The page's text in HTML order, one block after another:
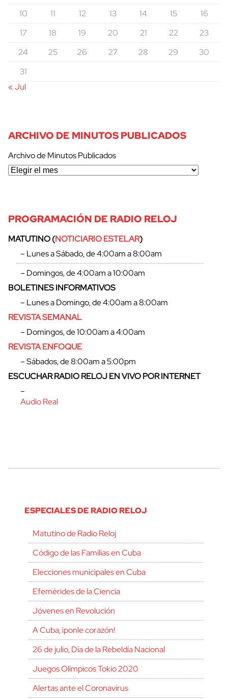
10
11 12 13 14 15
16
17
18 19 20 21 22
23
24
25 26 27 28 29
30
31
« Jul
ARCHIVO DE MINUTOS PUBLICADOS
Archivo de Minutos Publicados
PROGRAMACIÓN DE RADIO RELOJ
MATUTINO (NOTICIARIO ESTELAR)
– Lunes a Sábado, de 4:00am a 8:00am
– Domingos, de 4:00am a 10:00am
BOLETINES INFORMATIVOS
– Lunes a Domingo, de 4:00am a 8:00am
REVISTA SEMANAL
– Domingos, de 10:00am a 4:00am
REVISTA ENFOQUE
– Sábados, de 8:00am a 5:00pm
ESCUCHAR RADIO RELOJ EN VIVO POR INTERNET
–
Audio Real
ESPECIALES DE RADIO RELOJ
Matutino de Radio Reloj
Código de las Familias en Cuba
Elecciones municipales en Cuba
Efemérides de la Ciencia
Jóvenes en Revolución
A Cuba, ¡ponle corazón!
26 de julio, Día de la Rebeldía Nacional
Juegos Olímpicos Tokio 2020
Alertas ante el Coronavirus